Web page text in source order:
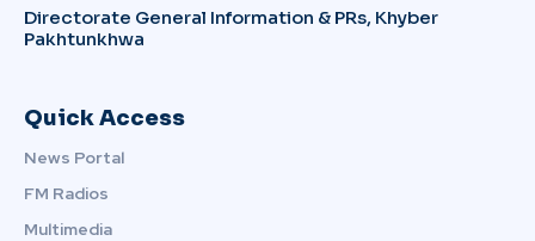
Directorate General Information & PRs, Khyber
Pakhtunkhwa
Quick Access
News Portal
FM Radios
Multimedia